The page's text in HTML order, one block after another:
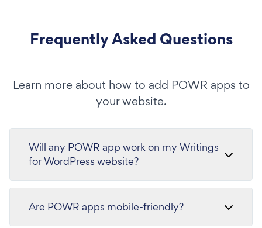
Frequently Asked Questions
Learn more about how to add POWR apps to
your website.
Will any POWR app work on my Writings
for WordPress website?
Are POWR apps mobile-friendly?